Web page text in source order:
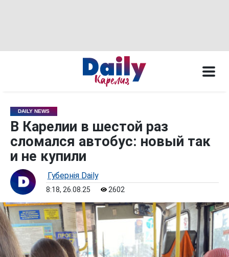
DAILY NEWS
В Карелии в шестой раз
сломался автобус: новый так
и не купили
Губернiя Daily
8:18, 26.08.25 2602